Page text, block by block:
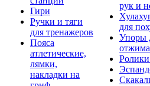
Гири
Ручки и тяги
для тренажеров
Пояса
атлетические,
лямки,
накладки на
рук и
для
Упоры
Ролики